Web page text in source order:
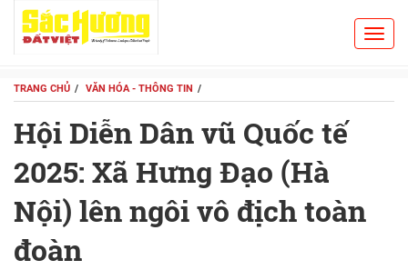
TRANG CHỦ VĂN HÓA - THÔNG TIN
Hội Diễn Dân vũ Quốc tế
2025: Xã Hưng Đạo (Hà
Nội) lên ngôi vô địch toàn
đoàn